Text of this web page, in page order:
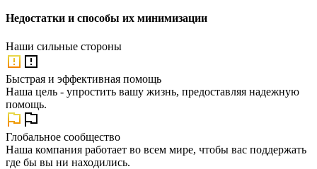
Недостатки и способы их минимизации
Наши сильные стороны
Быстрая и эффективная помощь
Наша цель - упростить вашу жизнь, предоставляя надежную
помощь.
Глобальное сообщество
Наша компания работает во всем мире, чтобы вас поддержать
где бы вы ни находились.